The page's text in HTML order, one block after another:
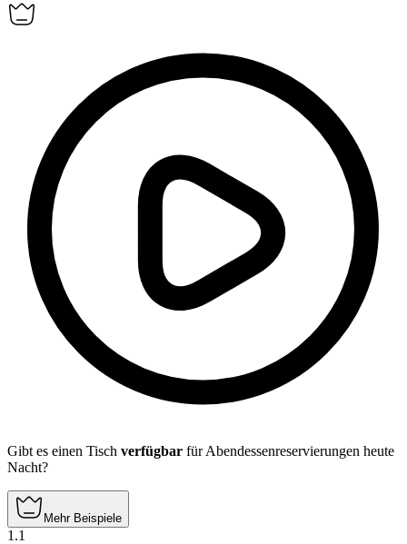
Gibt es einen Tisch verfügbar für Abendessenreservierungen heute
Nacht?
Mehr Beispiele
1 .1